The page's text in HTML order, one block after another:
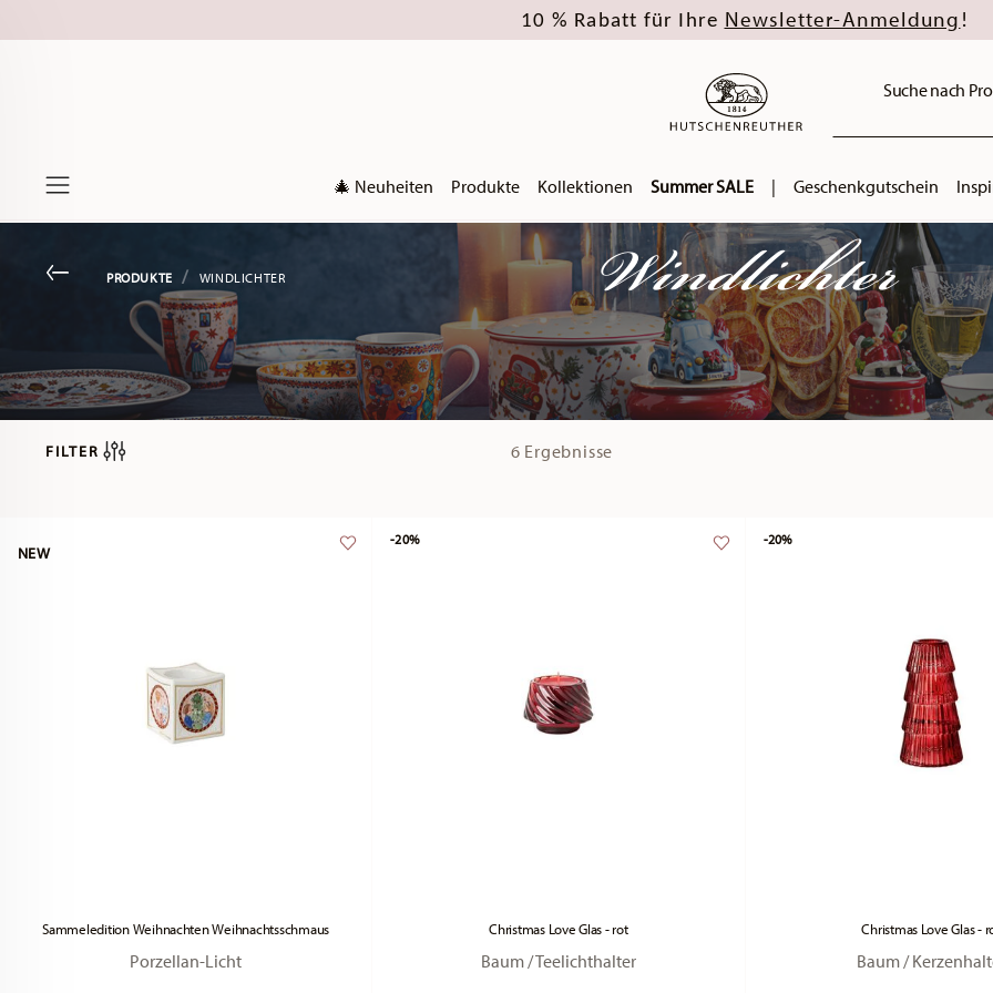
10 % Rabatt für Ihre Newsletter-Anmeldung !
Suche nach
🎄 Neuheiten Produkte Kollektionen Summer SALE | Geschenkgutschein
Go backPRODUKTE WINDLICHTER Windlichter
FILTER 6 Ergebnisse
Sammeledition Weihnachten Weihnachtsschmaus
Porzellan-Licht
NEW
Christmas Love Glas - rot
Baum / Teelichthalter
-20%
Christmas Love Glas -
Baum /
-20%